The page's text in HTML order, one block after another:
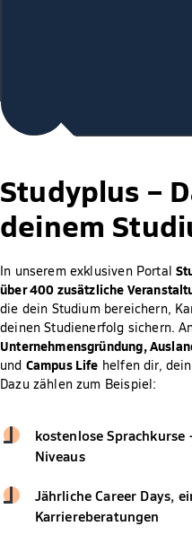
Studyplus –
deinem
In unserem exklusiven Portal
über 400 zusätzliche
die dein Studium bereichern,
deinen Studienerfolg sichern.
Unternehmensgründung,
und Campus Life helfen dir,
Dazu zählen zum Beispiel:
kostenlose Sprachkurse
Niveaus
Jährliche Career Days,
Karriereberatungen